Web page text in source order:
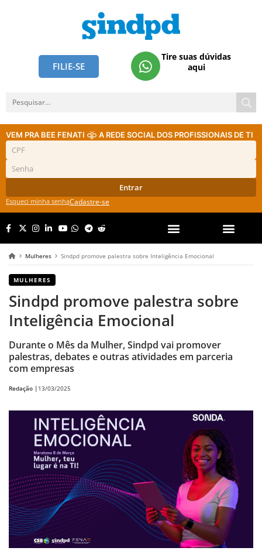
FILIE-SE
Tire suas dúvidas
aqui
VEM PRA BEE FENATI A REDE SOCIAL DOS PROFISSIONAIS DE TI
Entrar
Esqueci minha senhaCadastre-se
Mulheres Sindpd promove palestra sobre Inteligência Emocional
MULHERES
Sindpd promove palestra sobre
Inteligência Emocional
Durante o Mês da Mulher, Sindpd vai promover
palestras, debates e outras atividades em parceria
com empresas
Redação | 13/03/2025